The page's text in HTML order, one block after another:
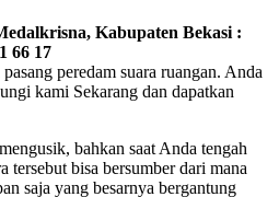
Kabupaten Bekasi :
66 17
peredam suara ruangan. Anda
kami Sekarang dan dapatkan
bahkan saat Anda tengah
tersebut bisa bersumber dari mana
saja yang besarnya bergantung